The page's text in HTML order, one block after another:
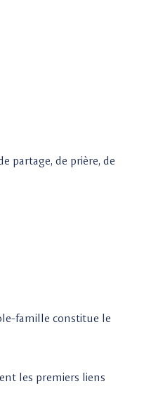
partage, de prière, de
famille constitue le
les premiers liens